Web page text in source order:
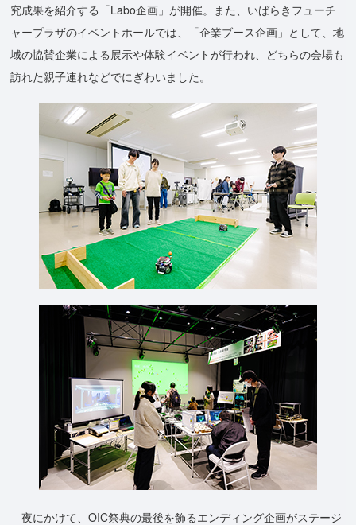
究成果を紹介する「Labo企画」が開催。また、いばらきフューチ
ャープラザのイベントホールでは、「企業ブース企画」として、地
域の協賛企業による展示や体験イベントが行われ、どちらの会場も
訪れた親子連れなどでにぎわいました。
夜にかけて、OIC祭典の最後を飾るエンディング企画がステージ